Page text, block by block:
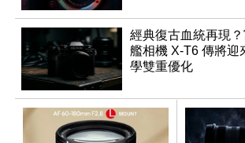
經典復古血統再現
艦相機 X-T6 傳將迎
學雙重優化